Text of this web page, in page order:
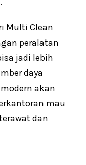
Multi Clean
peralatan
jadi lebih
daya
akan
mau
dan